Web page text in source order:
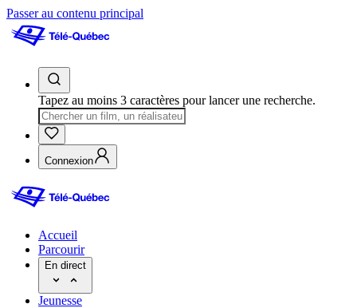
Passer au contenu principal
Tapez au moins 3 caractères pour lancer une recherche.
Connexion
Accueil
Parcourir
En direct
Jeunesse